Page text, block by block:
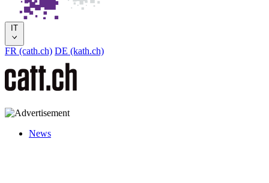
IT
FR (cath.ch) DE (kath.ch)
News